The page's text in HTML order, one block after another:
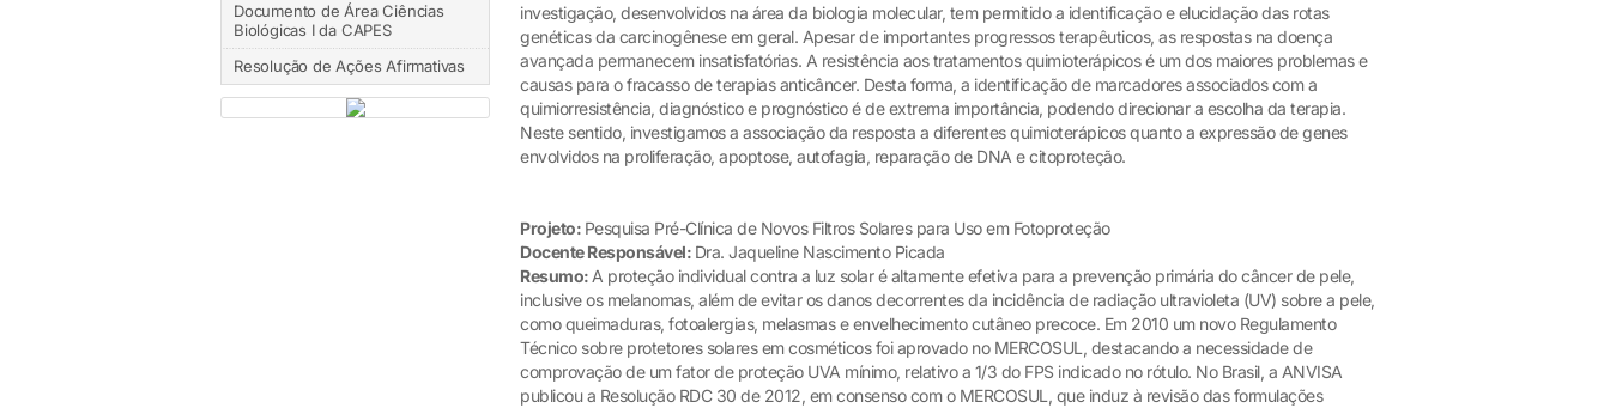
Documento de Área Ciências
Biológicas I da CAPES
Resolução de Ações Afirmativas
investigação, desenvolvidos na área da biologia molecular, tem permitido a identificação e elucidação das rotas
genéticas da carcinogênese em geral. Apesar de importantes progressos terapêuticos, as respostas na doença
avançada permanecem insatisfatórias. A resistência aos tratamentos quimioterápicos é um dos maiores problemas e
causas para o fracasso de terapias anticâncer. Desta forma, a identificação de marcadores associados com a
quimiorresistência, diagnóstico e prognóstico é de extrema importância, podendo direcionar a escolha da terapia.
Neste sentido, investigamos a associação da resposta a diferentes quimioterápicos quanto a expressão de genes
envolvidos na proliferação, apoptose, autofagia, reparação de DNA e citoproteção.
Projeto: Pesquisa Pré-Clínica de Novos Filtros Solares para Uso em Fotoproteção
Docente Responsável: Dra. Jaqueline Nascimento Picada
Resumo: A proteção individual contra a luz solar é altamente efetiva para a prevenção primária do câncer de pele,
inclusive os melanomas, além de evitar os danos decorrentes da incidência de radiação ultravioleta (UV) sobre a pele,
como queimaduras, fotoalergias, melasmas e envelhecimento cutâneo precoce. Em 2010 um novo Regulamento
Técnico sobre protetores solares em cosméticos foi aprovado no MERCOSUL, destacando a necessidade de
comprovação de um fator de proteção UVA mínimo, relativo a 1/3 do FPS indicado no rótulo. No Brasil, a ANVISA
publicou a Resolução RDC 30 de 2012, em consenso com o MERCOSUL, que induz à revisão das formulações